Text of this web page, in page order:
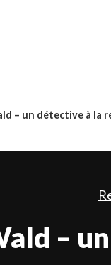
– un détective à la
–